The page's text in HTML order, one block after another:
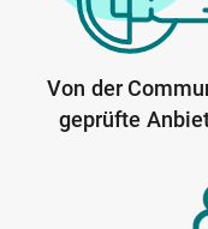
Von der
geprüfte